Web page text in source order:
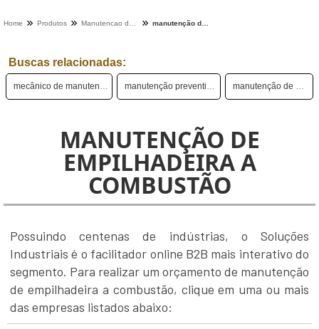
Home Produtos
Buscas relacionadas:
mecânico de manutenção de empilhadeira manutenção preventiva de empilhadeiras manutenção de empilhadeira yale
MANUTENÇÃO DE
EMPILHADEIRA A
COMBUSTÃO
Possuindo centenas de indústrias, o Soluções
Industriais é o facilitador online B2B mais interativo do
segmento. Para realizar um orçamento de manutenção
de empilhadeira a combustão, clique em uma ou mais
das empresas listados abaixo: